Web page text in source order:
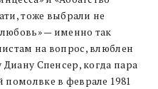
тоже выбрали не
— именно так
на вопрос, влюблен
Спенсер, когда пара
в феврале 1981